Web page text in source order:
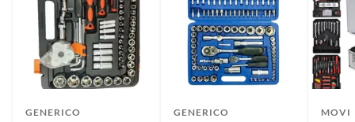
Modelo CAJA DE HERRAMIENTA
Cantidad de
GENERICO GENERICO MOVI